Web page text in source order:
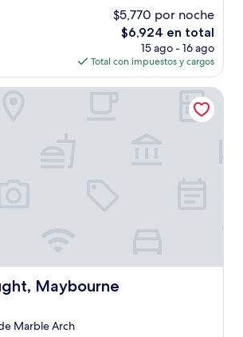
$5,770 por noche
El
precio
actual
es
de
$6,924 en total
15 ago - 16 ago
Total con impuestos y cargos
Maybourne
Maybourne
Marble Arch